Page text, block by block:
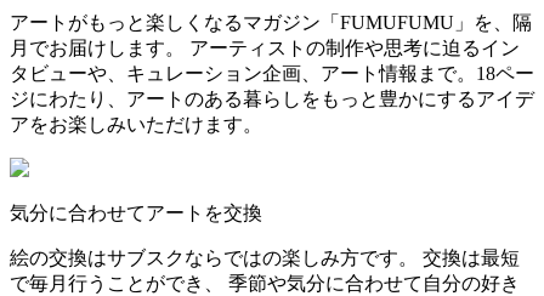
アートがもっと楽しくなるマガジン「FUMUFUMU」を、隔
月でお届けします。 アーティストの制作や思考に迫るイン
タビューや、キュレーション企画、アート情報まで。18ペー
ジにわたり、アートのある暮らしをもっと豊かにするアイデ
アをお楽しみいただけます。
気分に合わせてアートを交換
絵の交換はサブスクならではの楽しみ方です。 交換は最短
で毎月行うことができ、 季節や気分に合わせて自分の好き